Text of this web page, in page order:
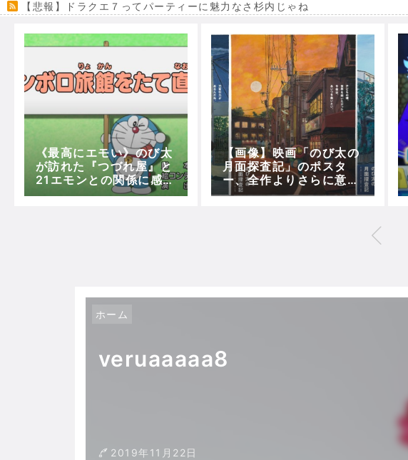
【悲報】ドラクエ７ってパーティーに魅力なさ杉内じゃね
《最高にエモい》のび太
が訪れた『つづれ屋』と
21エモンとの関係に感慨
深いの声【オンボロ旅館
【画像】映画「のび太の
月面探査記」のポスタ
ー、全作よりさらに意識
が高い系になる
ホーム
veruaaaaa8
2019年11月22日